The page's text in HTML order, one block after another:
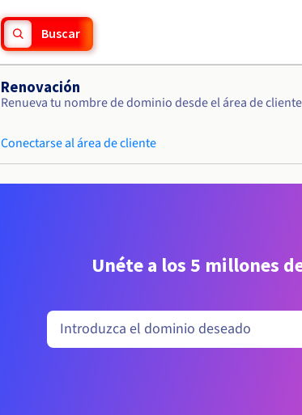
Buscar
Renovación
Renueva tu nombre de dominio desde el área de cliente
Conectarse al área de cliente
Unéte a los 5 millones